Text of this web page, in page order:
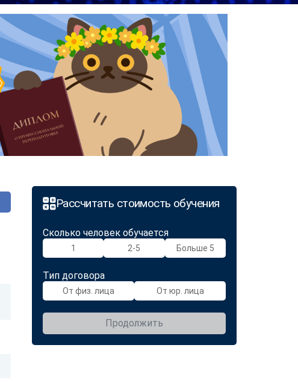
Рассчитать стоимость обучения
Сколько человек обучается
1 2-5 Больше 5
Тип договора
От физ. лица От юр. лица
Продолжить